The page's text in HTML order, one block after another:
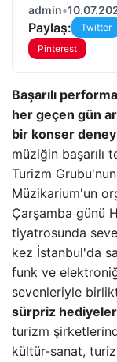
admin•
Paylaş: Twitter
Pinterest
Başarılı
her geçen gün
bir konser
müziğin başarılı
Turizm
Müzikarium'un
Çarşamba günü
tiyatrosunda
kez İstanbul'da
funk ve
sevenleriyle
sürpriz
turizm
kültür-sanat,